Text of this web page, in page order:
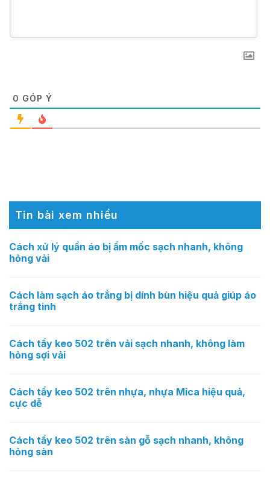
0 GÓP Ý
Tin bài xem nhiều
Cách xử lý quần áo bị ẩm mốc sạch nhanh, không
hỏng vải
Cách làm sạch áo trắng bị dính bùn hiệu quả giúp áo
trắng tinh
Cách tẩy keo 502 trên vải sạch nhanh, không làm
hỏng sợi vải
Cách tẩy keo 502 trên nhựa, nhựa Mica hiệu quả,
cực dễ
Cách tẩy keo 502 trên sàn gỗ sạch nhanh, không
hỏng sàn